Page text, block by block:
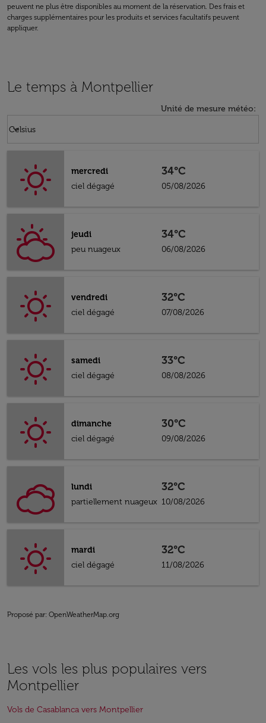
peuvent ne plus être disponibles au moment de la réservation. Des frais et
charges supplémentaires pour les produits et services facultatifs peuvent
appliquer.
Le temps à Montpellier
Unité de mesure météo:
Celsius
keyboard_arrow_down
mercredi
ciel dégagé
34°C
05/08/2026
jeudi
peu nuageux
34°C
06/08/2026
vendredi
ciel dégagé
32°C
07/08/2026
samedi
ciel dégagé
33°C
08/08/2026
dimanche
ciel dégagé
30°C
09/08/2026
lundi
partiellement nuageux
32°C
10/08/2026
mardi
ciel dégagé
32°C
11/08/2026
Proposé par: OpenWeatherMap.org
Les vols les plus populaires vers
Montpellier
Vols de Casablanca vers Montpellier